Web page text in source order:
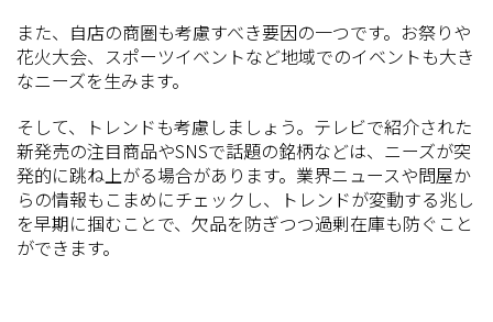
また、自店の商圏も考慮すべき要因の一つです。お祭りや
花火大会、スポーツイベントなど地域でのイベントも大き
なニーズを生みます。
そして、トレンドも考慮しましょう。テレビで紹介された
新発売の注目商品やSNSで話題の銘柄などは、ニーズが突
発的に跳ね上がる場合があります。業界ニュースや問屋か
らの情報もこまめにチェックし、トレンドが変動する兆し
を早期に掴むことで、欠品を防ぎつつ過剰在庫も防ぐこと
ができます。